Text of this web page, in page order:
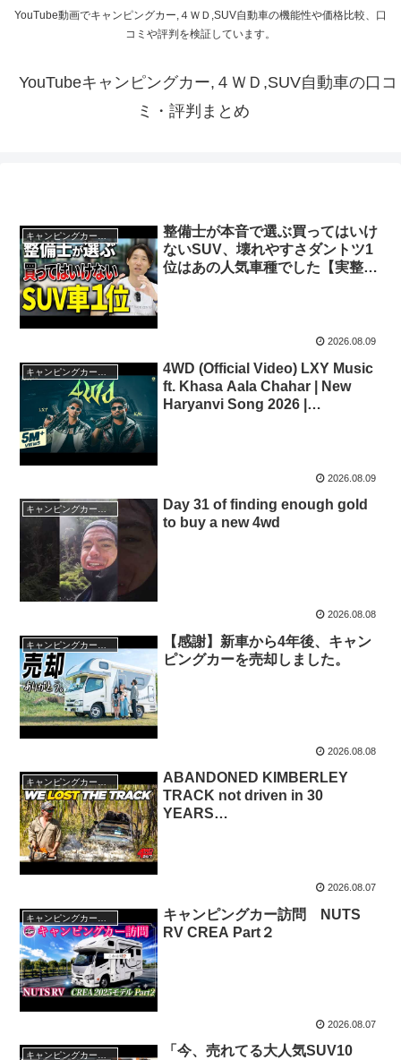
YouTube動画でキャンピングカー,４ＷＤ,SUV自動車の機能性や価格比較、口
コミや評判を検証しています。
YouTubeキャンピングカー,４ＷＤ,SUV自動車の口コ
ミ・評判まとめ
整備士が本音で選ぶ買ってはいけ
ないSUV、壊れやすさダントツ1
位はあの人気車種でした【実整備
2026.08.09
キャンピングカー・SUV人気車種
4WD (Official Video) LXY Music
ft. Khasa Aala Chahar | New
Haryanvi Song 2026 |
2026.08.09
Day 31 of finding enough gold
to buy a new 4wd
2026.08.08
【感謝】新車から4年後、キャン
ピングカーを売却しました。
2026.08.08
ABANDONED KIMBERLEY
TRACK not driven in 30
YEARS…
2026.08.07
キャンピングカー訪問 NUTS
RV CREA Part２
2026.08.07
「今、売れてる大人気SUV10